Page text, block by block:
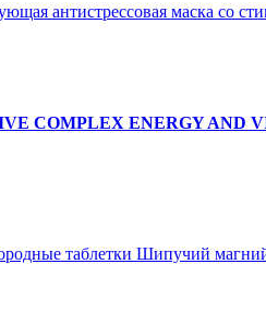
антистрессовая маска со
COMPLEX ENERGY AND
таблетки Шипучий